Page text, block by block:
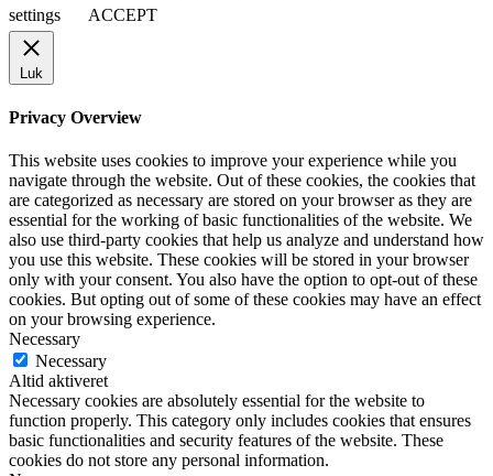
settings
ACCEPT
Luk
Privacy Overview
This website uses cookies to improve your experience while you
navigate through the website. Out of these cookies, the cookies that
are categorized as necessary are stored on your browser as they are
essential for the working of basic functionalities of the website. We
also use third-party cookies that help us analyze and understand how
you use this website. These cookies will be stored in your browser
only with your consent. You also have the option to opt-out of these
cookies. But opting out of some of these cookies may have an effect
on your browsing experience.
Necessary
Necessary
Altid aktiveret
Necessary cookies are absolutely essential for the website to
function properly. This category only includes cookies that ensures
basic functionalities and security features of the website. These
cookies do not store any personal information.